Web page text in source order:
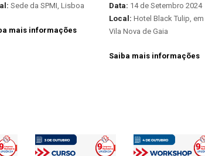
Sede da SPMI, Lisboa
mais informações
Data: 14 de Setembro 2024
Local: Hotel Black Tulip, em
Vila Nova de Gaia
Saiba mais informações